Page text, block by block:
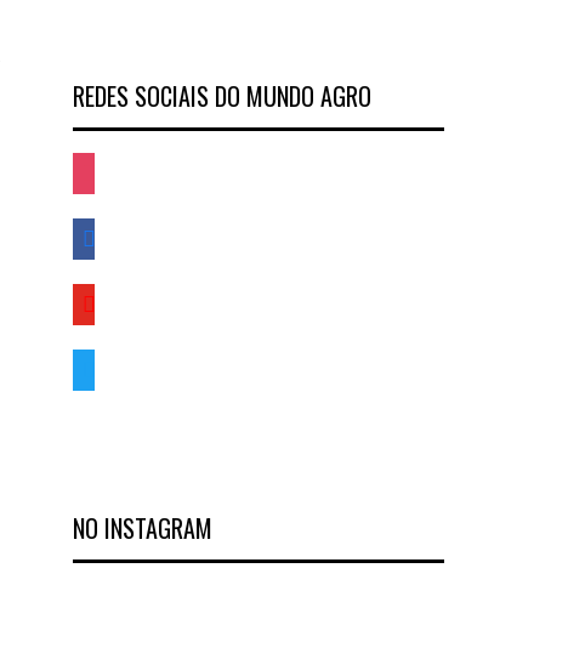
REDES SOCIAIS DO MUNDO AGRO
instagram
facebook
youtube
twitter
NO INSTAGRAM